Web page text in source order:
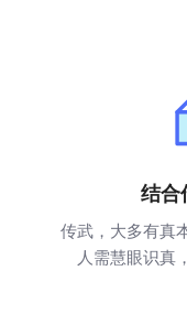
结合
传武，大多有真
人需慧眼识真